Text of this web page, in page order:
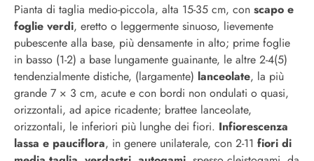
Pianta di taglia medio-piccola, alta 15-35 cm, con scapo e
foglie verdi, eretto o leggermente sinuoso, lievemente
pubescente alla base, più densamente in alto; prime foglie
in basso (1-2) a base lungamente guainante, le altre 2-4(5)
tendenzialmente distiche, (largamente) lanceolate, la più
grande 7 × 3 cm, acute e con bordi non ondulati o quasi,
orizzontali, ad apice ricadente; brattee lanceolate,
orizzontali, le inferiori più lunghe dei fiori. Infiorescenza
lassa e pauciflora, in genere unilaterale, con 2-11 fiori di